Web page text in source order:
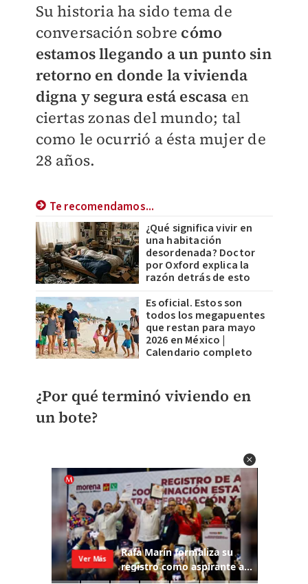
Su historia ha sido tema de
conversación sobre cómo
estamos llegando a un punto sin
retorno en donde la vivienda
digna y segura está escasa en
ciertas zonas del mundo; tal
como le ocurrió a ésta mujer de
28 años.
Te recomendamos...
¿Qué significa vivir en
una habitación
desordenada? Doctor
por Oxford explica la
razón detrás de esto
Es oficial. Estos son
todos los megapuentes
que restan para mayo
2026 en México |
Calendario completo
¿Por qué terminó viviendo en
un bote?